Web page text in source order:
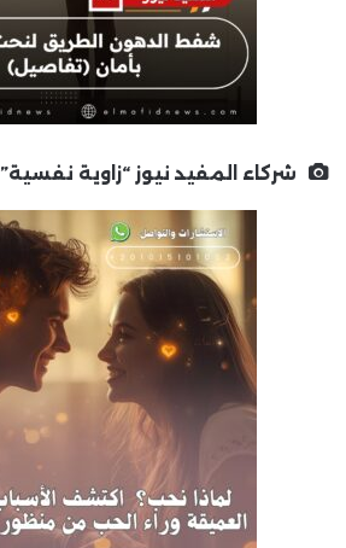
شركاء المفيد نيوز “زاوية نفسية”